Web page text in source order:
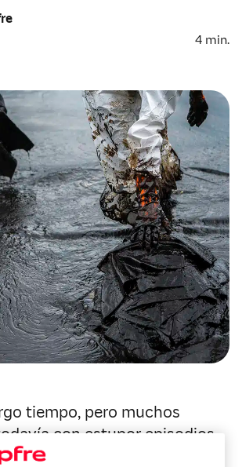
4 min.
tiempo, pero muchos
con estupor episodios
del